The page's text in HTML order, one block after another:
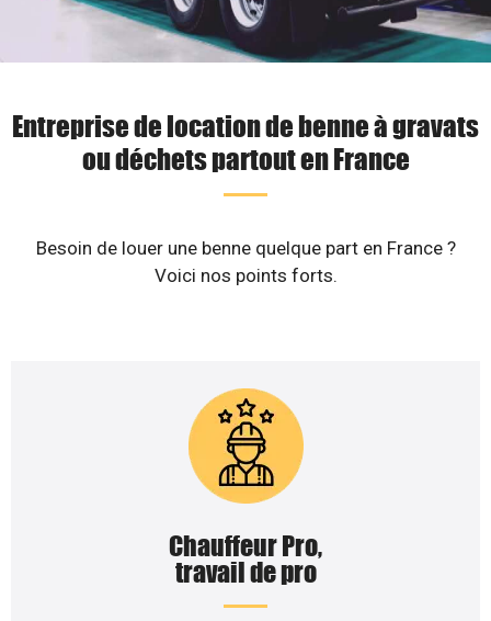
Entreprise de location de benne à gravats
ou déchets partout en France
Besoin de louer une benne quelque part en France ?
Voici nos points forts.
Chauffeur Pro,
travail de pro